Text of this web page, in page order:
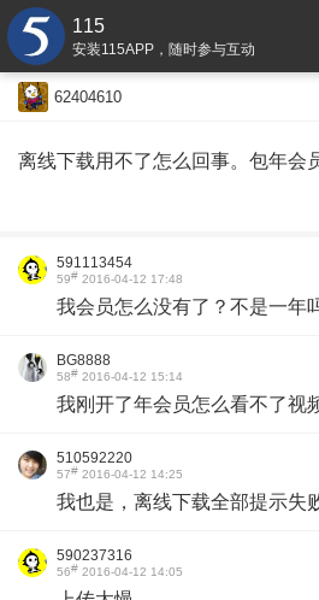
115
安装115APP，随时参与互动
62404610
离线下载用不了怎么回事。包年会
591113454
59# 2016-04-12 17:48
我会员怎么没有了？不是一年
BG8888
58# 2016-04-12 15:14
我刚开了年会员怎么看不了视
510592220
57# 2016-04-12 14:25
我也是，离线下载全部提示失
590237316
56# 2016-04-12 14:05